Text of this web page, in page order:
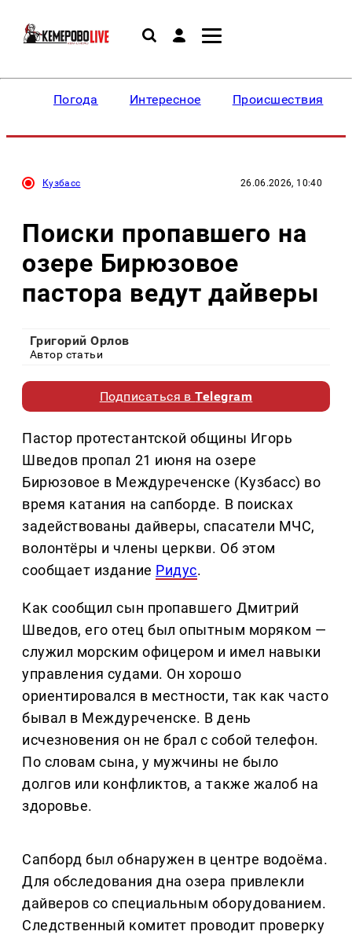
Погода Интересное Происшествия
Кузбасс 26.06.2026, 10:40
Поиски пропавшего на
озере Бирюзовое
пастора ведут дайверы
Григорий Орлов
Автор статьи
Подписаться вTelegram
Пастор протестантской общины Игорь
Шведов пропал 21 июня на озере
Бирюзовое в Междуреченске (Кузбасс) во
время катания на сапборде. В поисках
задействованы дайверы, спасатели МЧС,
волонтёры и члены церкви. Об этом
сообщает издание Ридус.
Как сообщил сын пропавшего Дмитрий
Шведов, его отец был опытным моряком —
служил морским офицером и имел навыки
управления судами. Он хорошо
ориентировался в местности, так как часто
бывал в Междуреченске. В день
исчезновения он не брал с собой телефон.
По словам сына, у мужчины не было
долгов или конфликтов, а также жалоб на
здоровье.
Сапборд был обнаружен в центре водоёма.
Для обследования дна озера привлекли
дайверов со специальным оборудованием.
Следственный комитет проводит проверку